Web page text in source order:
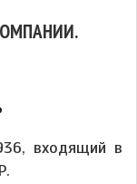
входящий в